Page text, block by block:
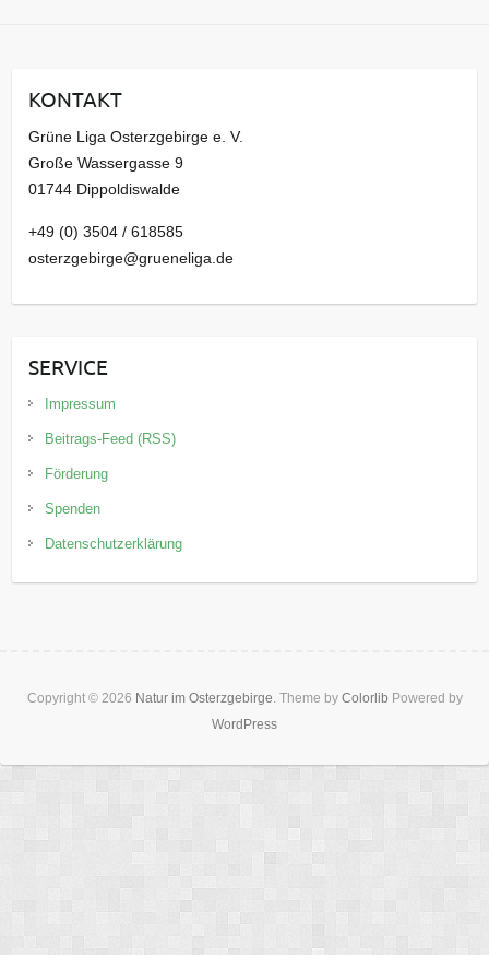
v
KONTAKT
Grüne Liga Osterzgebirge e. V.
Große Wassergasse 9
01744 Dippoldiswalde
+49 (0) 3504 / 618585
osterzgebirge@grueneliga.de
SERVICE
Impressum
Beitrags-Feed (RSS)
Förderung
Spenden
Datenschutzerklärung
Copyright © 2026 Natur im Osterzgebirge . Theme by Colorlib Powered by
WordPress